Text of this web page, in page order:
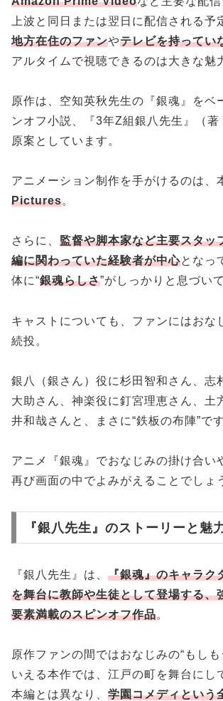
上波と同日または翌日に配信される予
地方在住のファンやテレビを持ってい
アルタイムで視聴できるのは大きな魅
原作は、空知英秋先生の『銀魂』をベ
ンオフ小説、『3年Z組銀八先生』（著
原案としています。
アニメーション制作を手がけるのは、
Pictures。
さらに、 監督や脚本家など主要スタッ
編に関わっていた経験者が中心となっ
体に“銀魂らしさ”がしっかりと息づい
キャストについても、ファンにはおな
続投。
銀八（銀さん）役に杉田智和さん、志
大助さん、神楽役に釘宮理恵さん、土
井和哉さんと、まさに“鉄板の布陣”です
アニメ『銀魂』でおなじみの掛け合い
再び画面の中でよみがえることでしょ
『銀八先生』のストーリーと魅
『銀八先生』は、 『銀魂』のキャラク
を舞台に教師や生徒として登場する、
要素満載のスピンオフ作品。
原作ファンの間ではおなじみの“もしも
いえる本作では、江戸の町を舞台にし
本編とは異なり、 学園コメディという